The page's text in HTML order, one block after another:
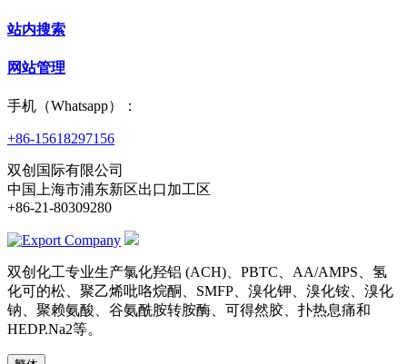
站内搜索
网站管理
手机（Whatsapp）：
+86-15618297156
双创国际有限公司
中国上海市浦东新区出口加工区
+86-21-80309280
双创化工专业生产氯化羟铝 (ACH)、PBTC、AA/AMPS、氢
化可的松、聚乙烯吡咯烷酮、SMFP、溴化钾、溴化铵、溴化
钠、聚赖氨酸、谷氨酰胺转胺酶、可得然胶、扑热息痛和
HEDP.Na2等。